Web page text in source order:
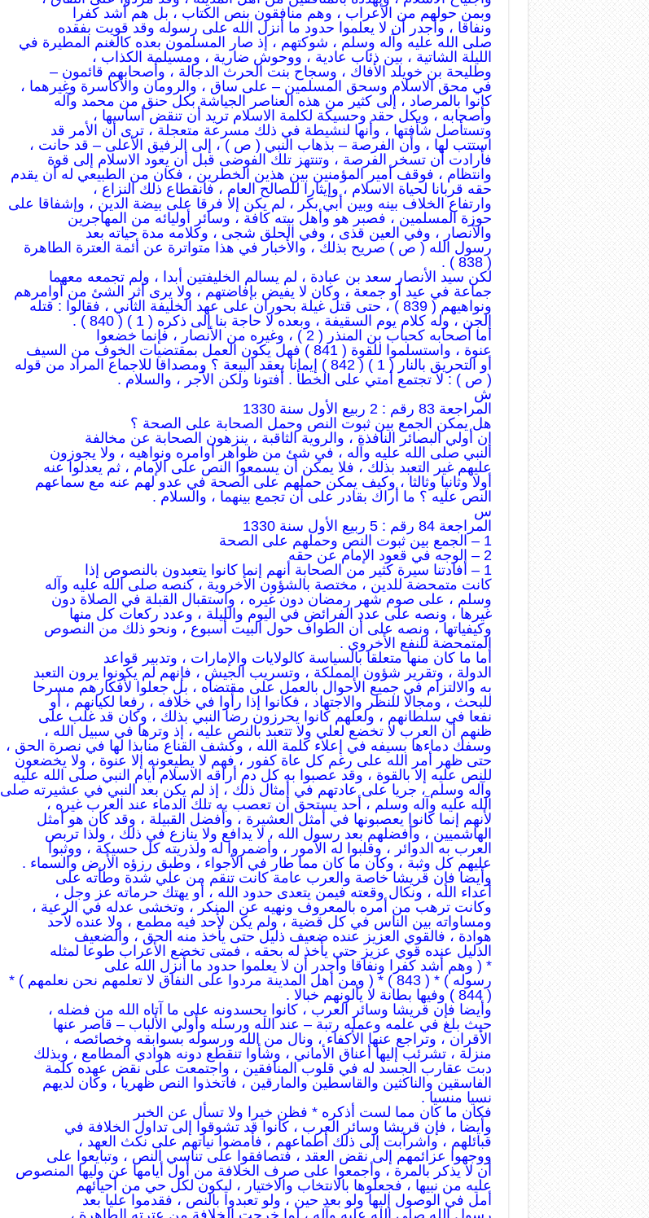
وبمن حولهم من الأعراب ، وهم منافقون بنص الكتاب ، بل هم أشد كفرا
ونفاقا ، وأجدر أن لا يعلموا حدود ما أنزل الله على رسوله وقد قويت بفقده
صلى الله عليه وآله وسلم ، شوكتهم ، إذ صار المسلمون بعده كالغنم المطيرة في
الليلة الشاتية ، بين ذئاب عادية ، ووحوش ضارية ، ومسيلمة الكذاب ،
وطليحة بن خويلد الأفاك ، وسجاح بنت الحرث الدجالة ، وأصحابهم قائمون –
في محق الاسلام وسحق المسلمين – على ساق ، والرومان والأكاسرة وغيرهما ،
كانوا بالمرصاد ، إلى كثير من هذه العناصر الجياشة بكل حنق من محمد وآله
وأصحابه ، وبكل حقد وحسيكة لكلمة الاسلام تريد أن تنقض أساسها ،
وتستأصل شأفتها ، وأنها لنشيطة في ذلك مسرعة متعجلة ، ترى أن الأمر قد
استتب لها ، وأن الفرصة – بذهاب النبي ( ص ) ، إلى الرفيق الأعلى – قد حانت ،
فأرادت أن تسخر الفرصة ، وتنتهز تلك الفوضى قبل أن يعود الاسلام إلى قوة
وانتظام ، فوقف أمير المؤمنين بين هذين الخطرين ، فكان من الطبيعي له أن يقدم
حقه قربانا لحياة الاسلام ، وإيثارا للصالح العام ، فانقطاع ذلك النزاع ،
وارتفاع الخلاف بينه وبين أبي بكر ، لم يكن إلا فرقا على بيضة الدين ، وإشفاقا على
حوزة المسلمين ، فصبر هو وأهل بيته كافة ، وسائر أوليائه من المهاجرين
والأنصار ، وفي العين قذى ، وفي الحلق شجى ، وكلامه مدة حياته بعد
رسول الله ( ص ) صريح بذلك ، والأخبار في هذا متواترة عن أئمة العترة الطاهرة
( 838 ) .
لكن سيد الأنصار سعد بن عبادة ، لم يسالم الخليفتين أبدا ، ولم تجمعه معهما
جماعة في عيد أو جمعة ، وكان لا يفيض بإفاضتهم ، ولا يرى أثر الشئ من أوامرهم
ونواهيهم ( 839 ) ، حتى قتل غيلة بحوران على عهد الخليفة الثاني ، فقالوا : قتله
الجن ، وله كلام يوم السقيفة ، وبعده لا حاجة بنا إلى ذكره ( 1 ) ( 840 ) .
أما أصحابه كحباب بن المنذر ( 2 ) ، وغيره من الأنصار ، فإنما خضعوا
عنوة ، واستسلموا للقوة ( 841 ) فهل يكون العمل بمقتضيات الخوف من السيف
أو التحريق بالنار ( 1 ) ( 842 ) إيمانا بعقد البيعة ؟ ومصداقا للاجماع المراد من قوله
( ص ) : لا تجتمع أمتي على الخطأ . أفتونا ولكن الأجر ، والسلام .
ش
المراجعة 83 رقم : 2 ربيع الأول سنة 1330
هل يمكن الجمع بين ثبوت النص وحمل الصحابة على الصحة ؟
إن أولي البصائر النافذة ، والروية الثاقبة ، ينزهون الصحابة عن مخالفة
النبي صلى الله عليه وآله ، في شئ من ظواهر أوامره ونواهيه ، ولا يجوزون
عليهم غير التعبد بذلك ، فلا يمكن أن يسمعوا النص على الإمام ، ثم يعدلوا عنه
أولا وثانيا وثالثا ، وكيف يمكن حملهم على الصحة في عدو لهم عنه مع سماعهم
النص عليه ؟ ما أراك بقادر على أن تجمع بينهما ، والسلام .
س
المراجعة 84 رقم : 5 ربيع الأول سنة 1330
1 – الجمع بين ثبوت النص وحملهم على الصحة
2 – الوجه في قعود الإمام عن حقه
1 – أفادتنا سيرة كثير من الصحابة أنهم إنما كانوا يتعبدون بالنصوص إذا
كانت متمحضة للدين ، مختصة بالشؤون الأخروية ، كنصه صلى الله عليه وآله
وسلم ، على صوم شهر رمضان دون غيره ، واستقبال القبلة في الصلاة دون
غيرها ، ونصه على عدد الفرائض في اليوم والليلة ، وعدد ركعات كل منها
وكيفياتها ، ونصه على أن الطواف حول البيت أسبوع ، ونحو ذلك من النصوص
المتمحضة للنفع الأخروي .
أما ما كان منها متعلقا بالسياسة كالولايات والإمارات ، وتدبير قواعد
الدولة ، وتقرير شؤون المملكة ، وتسريب الجيش ، فإنهم لم يكونوا يرون التعبد
به والالتزام في جميع الأحوال بالعمل على مقتضاه ، بل جعلوا لأفكارهم مسرحا
للبحث ، ومجالا للنظر والاجتهاد ، فكانوا إذا رأوا في خلافه ، رفعا لكيانهم ، أو
نفعا في سلطانهم ، ولعلهم كانوا يحرزون رضا النبي بذلك ، وكان قد غلب على
ظنهم أن العرب لا تخضع لعلي ولا تتعبد بالنص عليه ، إذ وترها في سبيل الله ،
وسفك دماءها بسيفه في إعلاء كلمة الله ، وكشف القناع منابذا لها في نصرة الحق ،
حتى ظهر أمر الله على رغم كل عاة كفور ، فهم لا يطيعونه إلا عنوة ، ولا يخضعون
للنص عليه إلا بالقوة ، وقد عصبوا به كل دم أراقه الاسلام أيام النبي صلى الله عليه
وآله وسلم ، جريا على عادتهم في أمثال ذلك ، إذ لم يكن بعد النبي في عشيرته صلى
الله عليه وآله وسلم ، أحد يستحق أن تعصب به تلك الدماء عند العرب غيره ،
لأنهم إنما كانوا يعصبونها في أمثل العشيرة ، وأفضل القبيلة ، وقد كان هو أمثل
الهاشميين ، وأفضلهم بعد رسول الله ، لا يدافع ولا ينازع في ذلك ، ولذا تربص
العرب به الدوائر ، وقلبوا له الأمور ، وأضمروا له ولذريته كل حسيكة ، ووثبوا
عليهم كل وثبة ، وكان ما كان مما طار في الأجواء ، وطبق رزؤه الأرض والسماء .
وأيضا فإن قريشا خاصة والعرب عامة كانت تنقم من علي شدة وطأته على
أعداء الله ، ونكال وقعته فيمن يتعدى حدود الله ، أو يهتك حرماته عز وجل ،
وكانت ترهب من أمره بالمعروف ونهيه عن المنكر ، وتخشى عدله في الرعية ،
ومساواته بين الناس في كل قضية ، ولم يكن لأحد فيه مطمع ، ولا عنده لأحد
هوادة ، فالقوي العزيز عنده ضعيف ذليل حتى يأخذ منه الحق ، والضعيف
الذليل عنده قوي عزيز حتى يأخذ له بحقه ، فمتى تخضع الأعراب طوعا لمثله
* ( وهم أشد كفرا ونفاقا وأجدر أن لا يعلموا حدود ما أنزل الله على
رسوله ) * ( 843 ) * ( ومن أهل المدينة مردوا على النفاق لا تعلمهم نحن نعلمهم ) *
( 844 ) وفيها بطانة لا يألونهم خبالا .
وأيضا فإن قريشا وسائر العرب ، كانوا يحسدونه على ما آتاه الله من فضله ،
حيث بلغ في علمه وعمله رتبة – عند الله ورسله وأولي الألباب – قاصر عنها
الأقران ، وتراجع عنها الأكفاء ، ونال من الله ورسوله بسوابقه وخصائصه ،
منزلة ، تشرئب إليها أعناق الأماني ، وشأوا تنقطع دونه هوادي المطامع ، وبذلك
دبت عقارب الجسد له في قلوب المنافقين ، واجتمعت على نقض عهده كلمة
الفاسقين والناكثين والقاسطين والمارقين ، فاتخذوا النص ظهريا ، وكان لديهم
نسيا منسيا .
فكان ما كان مما لست أذكره * فظن خيرا ولا تسأل عن الخبر
وأيضا ، فإن قريشا وسائر العرب ، كانوا قد تشوقوا إلى تداول الخلافة في
قبائلهم ، واشرأبت إلى ذلك أطماعهم ، فأمضوا نياتهم على نكث العهد ،
ووجهوا عزائمهم إلى نقض العقد ، فتصافقوا على تناسي النص ، وتبايعوا على
أن لا يذكر بالمرة ، وأجمعوا على صرف الخلافة من أول أيامها عن وليها المنصوص
عليه من نبيها ، فجعلوها بالانتخاب والاختيار ، ليكون لكل حي من أحيائهم
أمل في الوصول إليها ولو بعد حين ، ولو تعبدوا بالنص ، فقدموا عليا بعد